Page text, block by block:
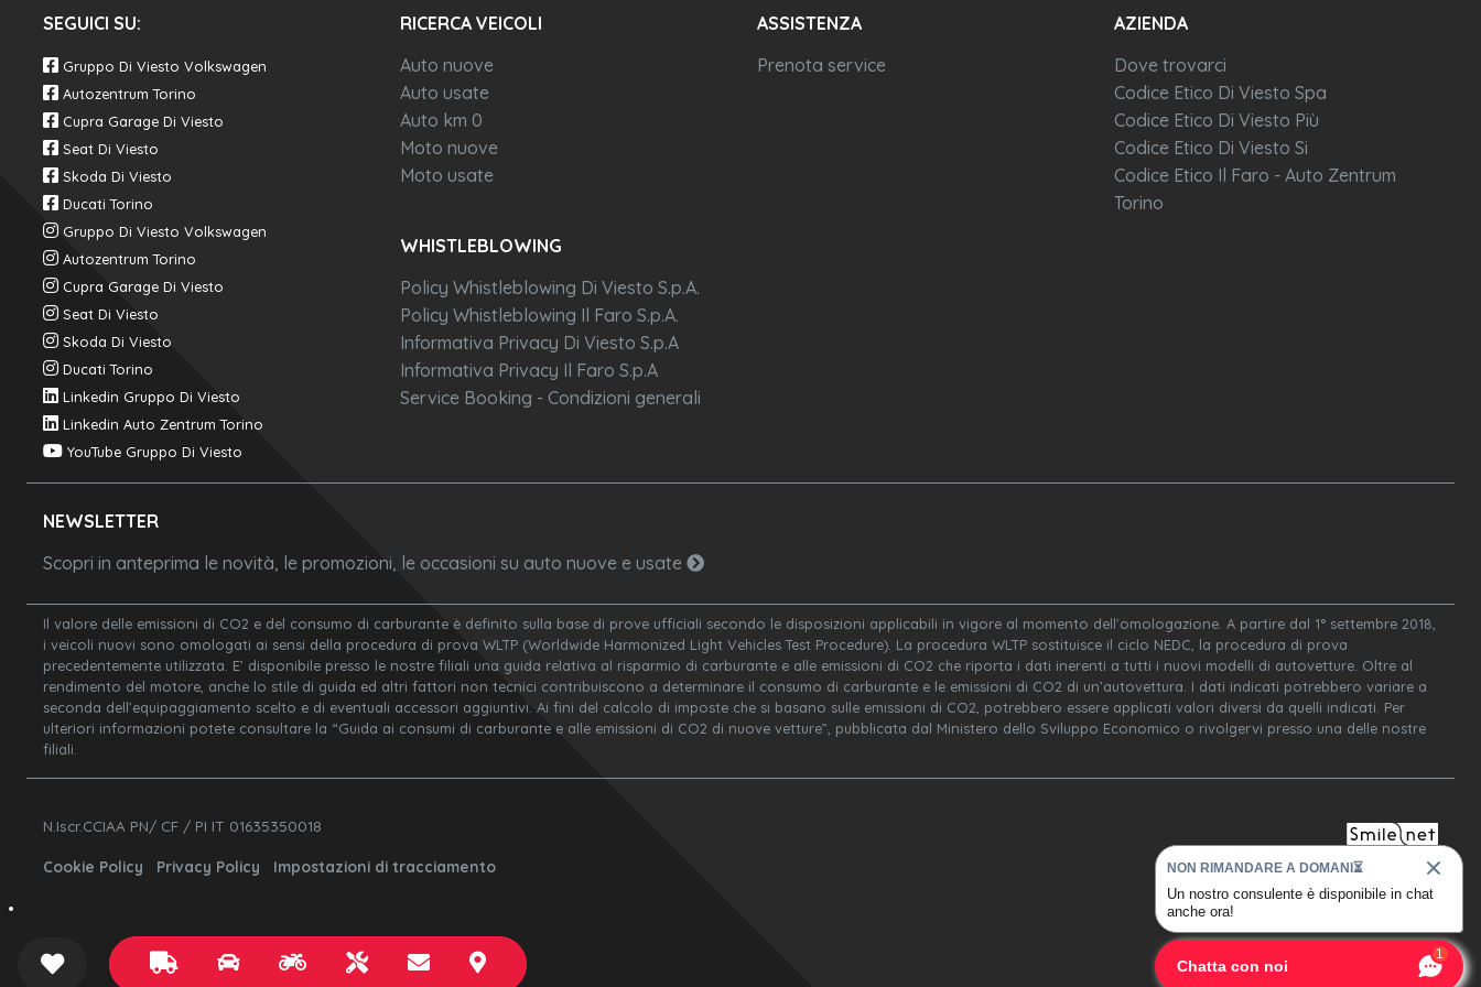
SEGUICI SU:
Gruppo Di Viesto Volkswagen
Autozentrum Torino
Cupra Garage Di Viesto
Seat Di Viesto
Skoda Di Viesto
Ducati Torino
Gruppo Di Viesto Volkswagen
Autozentrum Torino
Cupra Garage Di Viesto
Seat Di Viesto
Skoda Di Viesto
Ducati Torino
Linkedin Gruppo Di Viesto
Linkedin Auto Zentrum Torino
YouTube Gruppo Di Viesto
RICERCA VEICOLI
Auto nuove
Auto usate
Auto km 0
Moto nuove
Moto usate
ASSISTENZA
Prenota service
AZIENDA
Dove trovarci
Codice Etico Di Viesto Spa
Codice Etico Di Viesto Più
Codice Etico Di Viesto Si
Codice Etico Il Faro - Auto Zentrum
Torino
WHISTLEBLOWING
Policy Whistleblowing Di Viesto S.p.A.
Policy Whistleblowing Il Faro S.p.A.
Informativa Privacy Di Viesto S.p.A
Informativa Privacy Il Faro S.p.A
Service Booking - Condizioni generali
NEWSLETTER
Scopri in anteprima le novità, le promozioni, le occasioni su auto nuove e usate
Il valore delle emissioni di CO2 e del consumo di carburante è definito sulla base di prove ufficiali secondo le disposizioni applicabili in vigore al momento dell'omologazione. A partire dal 1° settembre 2018,
i veicoli nuovi sono omologati ai sensi della procedura di prova WLTP (Worldwide Harmonized Light Vehicles Test Procedure). La procedura WLTP sostituisce il ciclo NEDC, la procedura di prova
precedentemente utilizzata. E’ disponibile presso le nostre filiali una guida relativa al risparmio di carburante e alle emissioni di CO2 che riporta i dati inerenti a tutti i nuovi modelli di autovetture. Oltre al
rendimento del motore, anche lo stile di guida ed altri fattori non tecnici contribuiscono a determinare il consumo di carburante e le emissioni di CO2 di un’autovettura. I dati indicati potrebbero variare a
seconda dell’equipaggiamento scelto e di eventuali accessori aggiuntivi. Ai fini del calcolo di imposte che si basano sulle emissioni di CO2, potrebbero essere applicati valori diversi da quelli indicati. Per
ulteriori informazioni potete consultare la “Guida ai consumi di carburante e alle emissioni di CO2 di nuove vetture”, pubblicata dal Ministero dello Sviluppo Economico o rivolgervi presso una delle nostre
filiali.
N.Iscr.CCIAA PN/ CF / PI IT 01635350018
Cookie Policy Privacy Policy Impostazioni di tracciamento
Chatta con noi
1
NON RIMANDARE A DOMANI⏳
Un nostro consulente è disponibile in chat
anche ora!